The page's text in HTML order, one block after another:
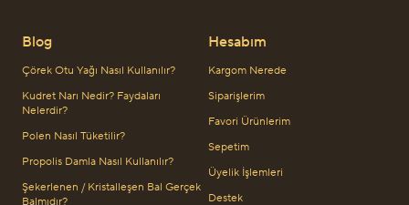
Blog
Çörek Otu Yağı Nasıl Kullanılır?
Kudret Narı Nedir? Faydaları
Nelerdir?
Polen Nasıl Tüketilir?
Propolis Damla Nasıl Kullanılır?
Şekerlenen / Kristalleşen Bal Gerçek
Balmıdır?
Hesabım
Kargom Nerede
Siparişlerim
Favori Ürünlerim
Sepetim
Üyelik İşlemleri
Destek